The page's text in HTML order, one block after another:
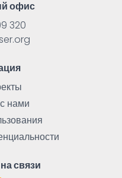
офис
320
нами
связи